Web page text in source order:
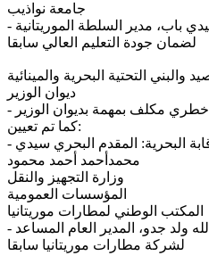
جامعة نواذيب
‐ الأمين العام: د. محمد الأمين سيدي باب، مدير السلطة الموريتانية
لضمان جودة التعليم العالي سابقا
كما تم تعيين:
‐ المستشار المكلف بالرقابة البحرية: المقدم البحري سيدي
محمدأحمد أحمد محمود
وزارة التجهيز والنقل
المؤسسات العمومية
المكتب الوطني لمطارات موريتانيا
‐ المدير العام المساعد: عبد الله ولد جدو، المدير العام المساعد
لشركة مطارات موريتانيا سابقا